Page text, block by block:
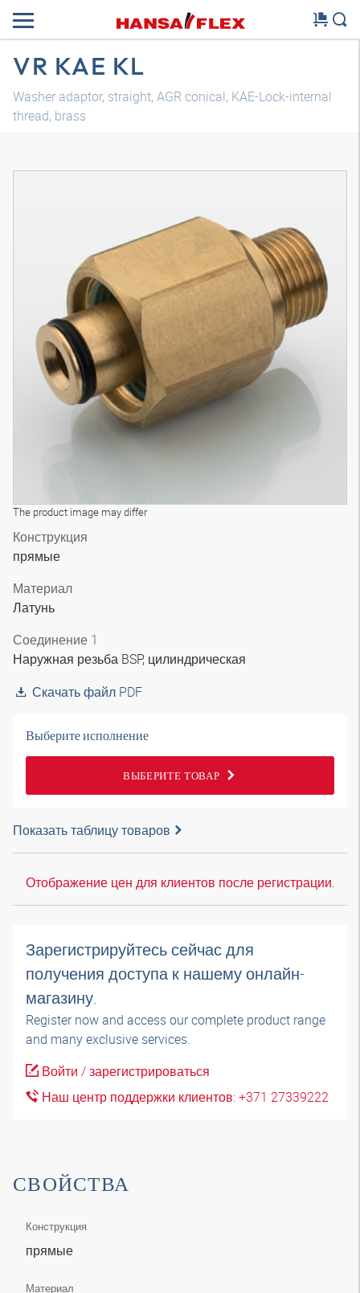
VR KAE KL
Washer adaptor, straight, AGR conical, KAE-Lock-internal
thread, brass
The product image may differ
Конструкция
прямые
Материал
Латунь
Соединение 1
Наружная резьба BSP, цилиндрическая
Скачать файл PDF
Выберите исполнение
ВЫБЕРИТЕ ТОВАР
Показать таблицу товаров
Отображение цен для клиентов после регистрации.
Зарегистрируйтесь сейчас для
получения доступа к нашему онлайн-
магазину.
Register now and access our complete product range
and many exclusive services.
Войти / зарегистрироваться
Наш центр поддержки клиентов: +371 27339222
СВОЙСТВА
Конструкция
прямые
Материал